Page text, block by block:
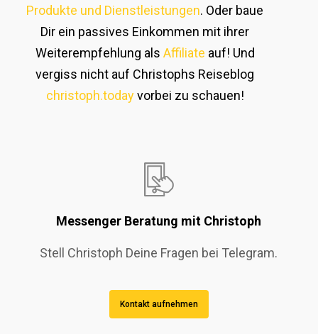
Produkte und Dienstleistungen. Oder baue
Dir ein passives Einkommen mit ihrer
Weiterempfehlung als Affiliate auf! Und
vergiss nicht auf Christophs Reiseblog
christoph.todayvorbei zu schauen!
Messenger Beratung mit Christoph
Stell Christoph Deine Fragen bei Telegram.
Kontakt aufnehmen